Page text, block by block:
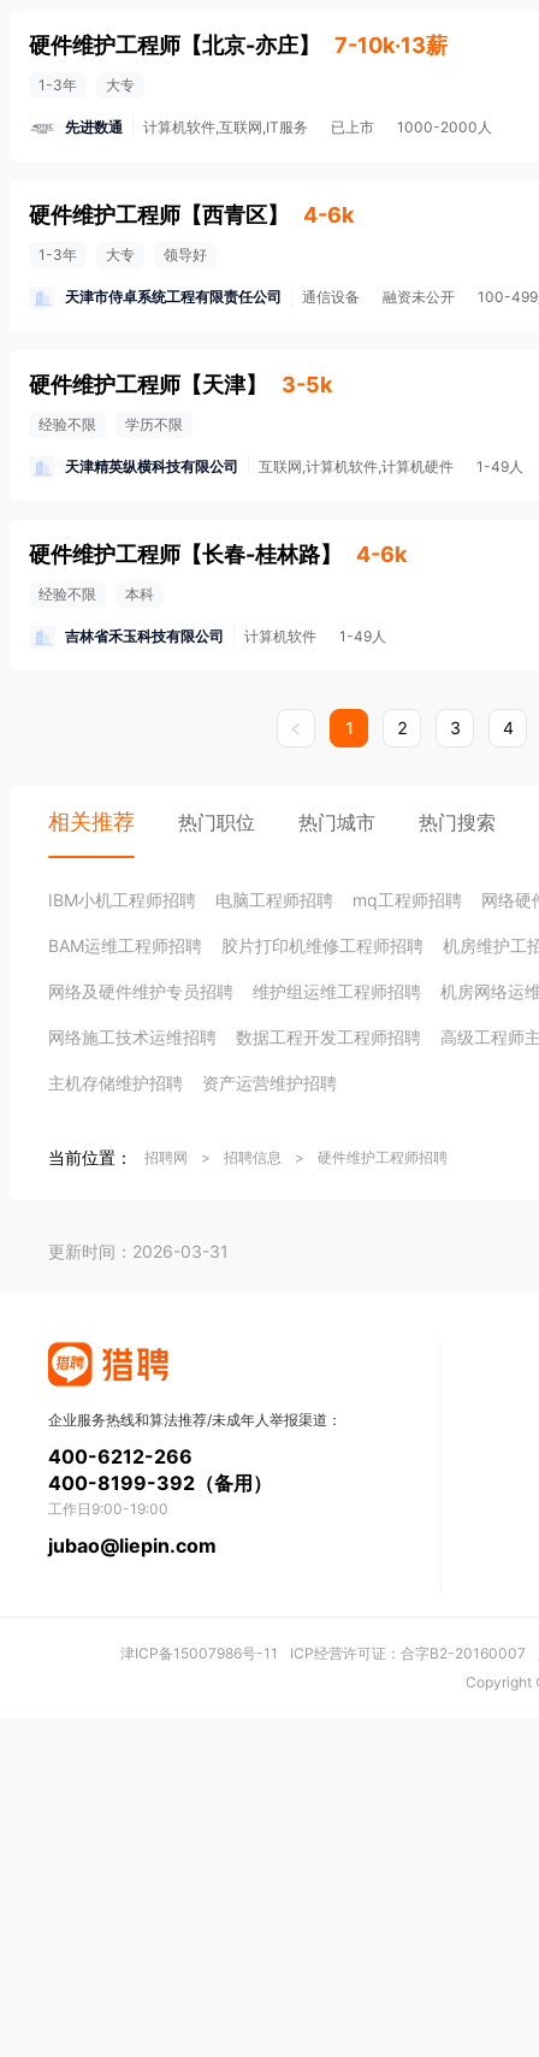
硬件维护工程师 【北京-亦庄】 7-10k·13薪
1-3年 大专
先进数通 计算机软件,互联网,IT服务 已上市 1000-2000人
硬件维护工程师 【西青区】 4-6k
1-3年 大专 领导好
天津市侍卓系统工程有限责任公司 通信设备 融资未公开 100-
硬件维护工程师 【天津】 3-5k
经验不限 学历不限
天津精英纵横科技有限公司 互联网,计算机软件,计算机硬件 1-49人
硬件维护工程师 【长春-桂林路】 4-6k
经验不限 本科
吉林省禾玉科技有限公司 计算机软件 1-49人
1 2 3 4
相关推荐 热门职位 热门城市 热门搜索
IBM小机工程师招聘 电脑工程师招聘 mq工程师招聘 网络硬
BAM运维工程师招聘 胶片打印机维修工程师招聘 机房维护工
网络及硬件维护专员招聘 维护组运维工程师招聘 机房网络运
网络施工技术运维招聘 数据工程开发工程师招聘 高级工程师
主机存储维护招聘 资产运营维护招聘
当前位置： 招聘网 > 招聘信息 > 硬件维护工程师招聘
更新时间：2026-03-31